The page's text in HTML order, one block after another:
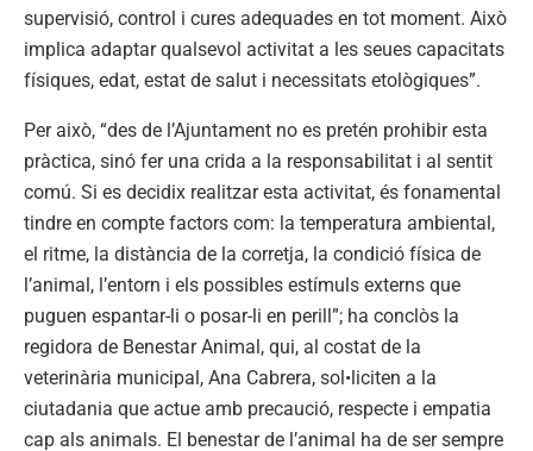
supervisió, control i cures adequades en tot moment. Això
implica adaptar qualsevol activitat a les seues capacitats
físiques, edat, estat de salut i necessitats etològiques”.
Per això, “des de l’Ajuntament no es pretén prohibir esta
pràctica, sinó fer una crida a la responsabilitat i al sentit
comú. Si es decidix realitzar esta activitat, és fonamental
tindre en compte factors com: la temperatura ambiental,
el ritme, la distància de la corretja, la condició física de
l’animal, l’entorn i els possibles estímuls externs que
puguen espantar-li o posar-li en perill”; ha conclòs la
regidora de Benestar Animal, qui, al costat de la
veterinària municipal, Ana Cabrera, sol•liciten a la
ciutadania que actue amb precaució, respecte i empatia
cap als animals. El benestar de l’animal ha de ser sempre